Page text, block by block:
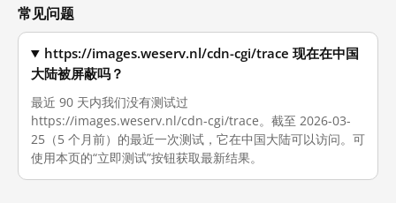
常见问题
https://images.weserv.nl/cdn-cgi/trace 现在在中国
大陆被屏蔽吗？
最近 90 天内我们没有测试过
https://images.weserv.nl/cdn-cgi/trace。截至 2026-03-
25（5 个月前）的最近一次测试，它在中国大陆可以访问。可
使用本页的“立即测试”按钮获取最新结果。